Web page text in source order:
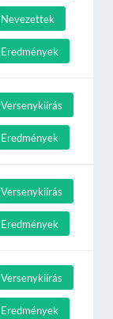
Nevezettek
Eredmények
Versenykiírás
Eredmények
Versenykiírás
Eredmények
Versenykiírás
Eredmények